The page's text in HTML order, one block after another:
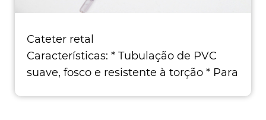
Cateter retal
Características: * Tubulação de PVC
suave, fosco e resistente à torção * Para